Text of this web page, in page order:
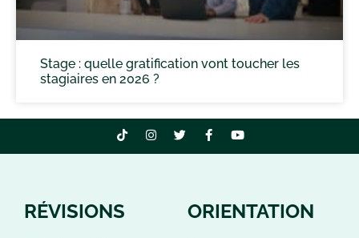
Stage : quelle gratification vont toucher les
stagiaires en 2026 ?
RÉVISIONS ORIENTATION